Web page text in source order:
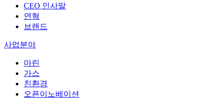
CEO 인사말
연혁
브랜드
사업분야
마린
가스
친환경
오픈이노베이션